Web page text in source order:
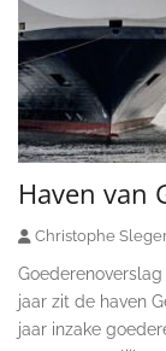
Haven van
Christophe
jaar zit de haven
jaar inzake